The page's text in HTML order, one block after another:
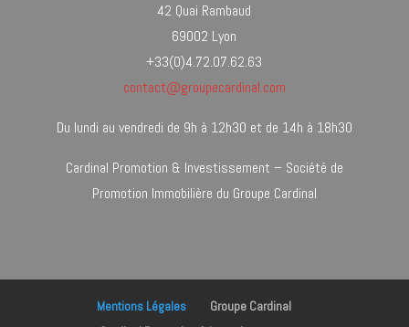
42 Quai Rambaud
69002 Lyon
+33(0)4.72.07.62.63
contact@groupecardinal.com
Du lundi au vendredi de 9h à 12h30 et de 14h à 18h30
Cardinal Promotion & Investissement – Société de
Promotion Immobilière du Groupe Cardinal
Mentions Légales
Groupe Cardinal